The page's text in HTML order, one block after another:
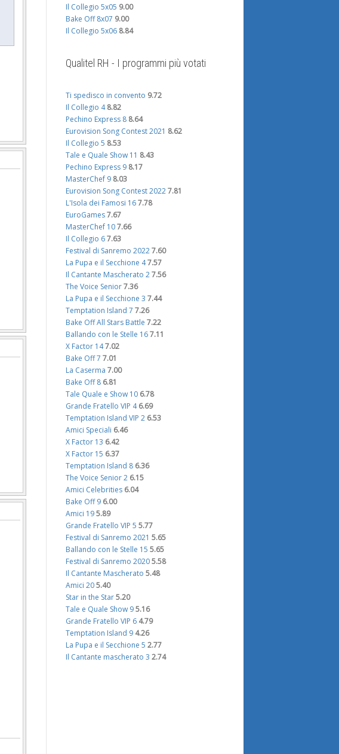
Il Collegio 5x05 9.00
Bake Off 8x07 9.00
Il Collegio 5x06 8.84
Qualitel RH - I programmi più votati
Ti spedisco in convento 9.72
Il Collegio 4 8.82
Pechino Express 8 8.64
Eurovision Song Contest 2021 8.62
Il Collegio 5 8.53
Tale e Quale Show 11 8.43
Pechino Express 9 8.17
MasterChef 9 8.03
Eurovision Song Contest 2022 7.81
L'Isola dei Famosi 16 7.78
EuroGames 7.67
MasterChef 10 7.66
Il Collegio 6 7.63
Festival di Sanremo 2022 7.60
La Pupa e il Secchione 47.57
Il Cantante Mascherato 2 7.56
The Voice Senior 7.36
La Pupa e il Secchione 3 7.44
Temptation Island 7 7.26
Bake Off All Stars Battle 7.22
Ballando con le Stelle 16 7.11
X Factor 147.02
Bake Off 7 7.01
La Caserma 7.00
Bake Off 8 6.81
Tale Quale e Show 10 6.78
Grande Fratello VIP 4 6.69
Temptation Island VIP 2 6.53
Amici Speciali 6.46
X Factor 13 6.42
X Factor 15 6.37
Temptation Island 8 6.36
The Voice Senior 2 6.15
Amici Celebrities 6.04
Bake Off 9 6.00
Amici 19 5.89
Grande Fratello VIP 5 5.77
Festival di Sanremo 2021 5.65
Ballando con le Stelle 15 5.65
Festival di Sanremo 2020 5.58
Il Cantante Mascherato 5.48
Amici 20 5.40
Star in the Star 5.20
Tale e Quale Show 9 5.16
Grande Fratello VIP 6 4.79
Temptation Island 9 4.26
La Pupa e il Secchione 5 2.77
Il Cantante mascherato 3 2.74